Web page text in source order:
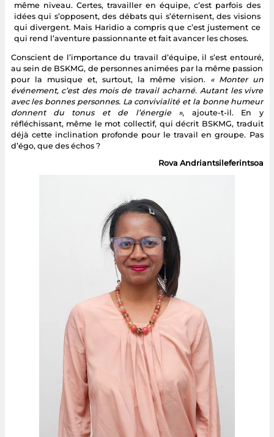
même niveau. Certes, travailler en équipe, c’est parfois des
idées qui s’opposent, des débats qui s’éternisent, des visions
qui divergent. Mais Haridio a compris que c’est justement ce
qui rend l’aventure passionnante et fait avancer les choses.
Conscient de l’importance du travail d’équipe, il s’est entouré,
au sein de BSKMG, de personnes animées par la même passion
pour la musique et, surtout, la même vision. « Monter un
événement, c’est des mois de travail acharné. Autant les vivre
avec les bonnes personnes. La convivialité et la bonne humeur
donnent du tonus et de l’énergie », ajoute-t-il. En y
réfléchissant, même le mot collectif, qui décrit BSKMG, traduit
déjà cette inclination profonde pour le travail en groupe. Pas
d’égo, que des échos ?
Rova Andriantsileferintsoa